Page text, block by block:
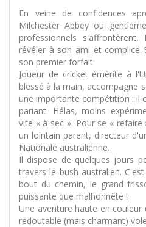
En veine de confidences
Milchester Abbey ou
professionnels
révéler à son ami et complice
son premier forfait.
Joueur de cricket émérite à
blessé à la main, accompagne
une importante compétition : il
pariant. Hélas, moins
vite « à sec ». Pour se «
un lointain parent, directeur
Nationale australienne.
Il dispose de quelques jours
travers le bush australien.
bout du chemin, le grand
puissante que malhonnête !
Une aventure haute en couleur
redoutable (mais charmant)